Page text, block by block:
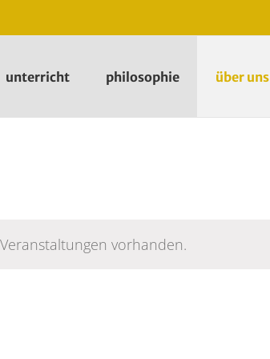
unterricht philosophie über uns
vorhanden.